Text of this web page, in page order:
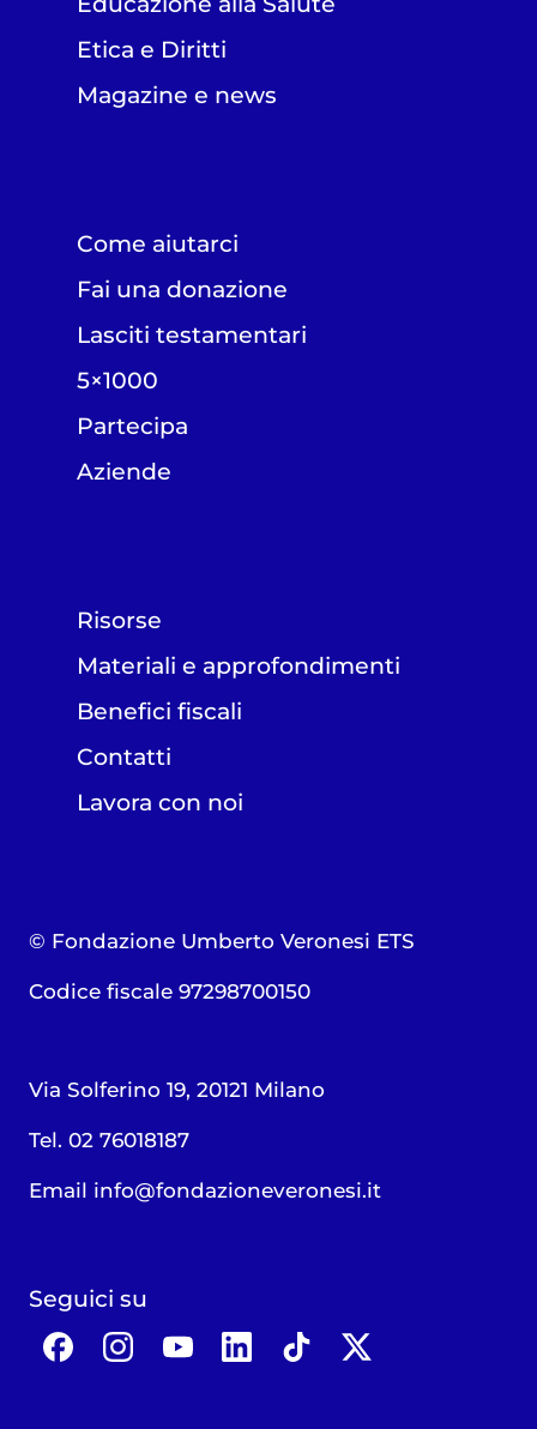
Etica e Diritti
Magazine e news
Come aiutarci
Fai una donazione
Lasciti testamentari
5×1000
Partecipa
Aziende
Risorse
Materiali e approfondimenti
Benefici fiscali
Contatti
Lavora con noi
© Fondazione Umberto Veronesi ETS
Codice fiscale 97298700150
Via Solferino 19, 20121 Milano
Tel. 02 76018187
Email info@fondazioneveronesi.it
Seguici su